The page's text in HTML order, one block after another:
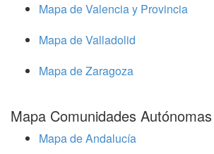
Mapa de Valencia y Provincia
Mapa de Valladolid
Mapa de Zaragoza
Mapa Comunidades
Mapa de Andalucía